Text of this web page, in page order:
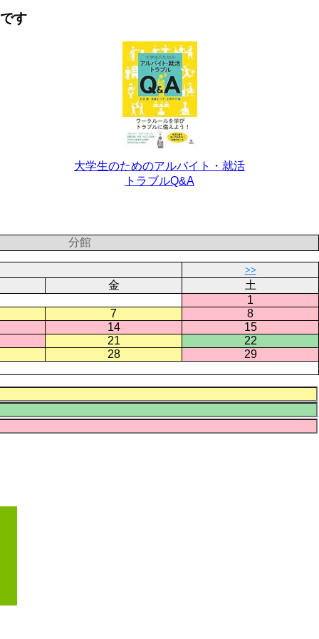
す
大学生のためのアルバイト・就活
トラブルQ&A
分館
>>
金
土
1
7
8
14
15
21
22
28
29